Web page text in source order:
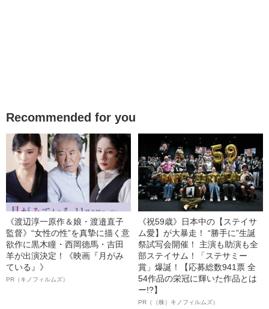
Recommended for you
《渡辺淳一原作＆娘・渡邉直子
監督》“女性の性”を真摯に描く意
欲作に黒木瞳・西岡德馬・吉田
羊が出演決定！《映画『月がみ
ている』》
PR（キノフィルムズ）
《祝59歳》日本中の【ステイサ
ム愛】が大暴走！ “勝手に”生誕
祭試写会開催！ 主演も助演も全
部ステイサム！「ステサミー
賞」爆誕！【応募総数941票 全
54作品の栄冠に輝いた作品とは
ー!?】
PR（（株）キノフィルムズ）